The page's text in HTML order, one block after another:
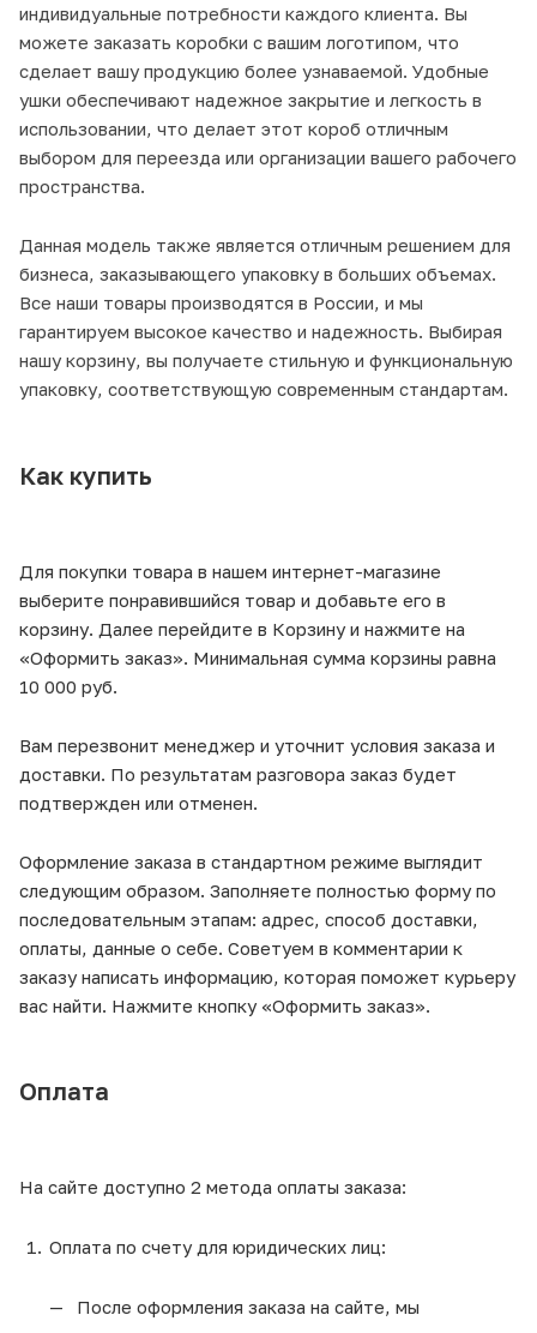
индивидуальные потребности каждого клиента. Вы
можете заказать коробки с вашим логотипом, что
сделает вашу продукцию более узнаваемой. Удобные
ушки обеспечивают надежное закрытие и легкость в
использовании, что делает этот короб отличным
выбором для переезда или организации вашего рабочего
пространства.
Данная модель также является отличным решением для
бизнеса, заказывающего упаковку в больших объемах.
Все наши товары производятся в России, и мы
гарантируем высокое качество и надежность. Выбирая
нашу корзину, вы получаете стильную и функциональную
упаковку, соответствующую современным стандартам.
Как купить
Для покупки товара в нашем интернет-магазине
выберите понравившийся товар и добавьте его в
корзину. Далее перейдите в Корзину и нажмите на
«Оформить заказ». Минимальная сумма корзины равна
10 000 руб.
Вам перезвонит менеджер и уточнит условия заказа и
доставки. По результатам разговора заказ будет
подтвержден или отменен.
Оформление заказа в стандартном режиме выглядит
следующим образом. Заполняете полностью форму по
последовательным этапам: адрес, способ доставки,
оплаты, данные о себе. Советуем в комментарии к
заказу написать информацию, которая поможет курьеру
вас найти. Нажмите кнопку «Оформить заказ».
Оплата
На сайте доступно 2 метода оплаты заказа:
Оплата по счету для юридических лиц:
После оформления заказа на сайте, мы